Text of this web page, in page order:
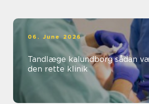
06. June 2026
Tandlæge kalundborg sådan vælger du
den rette klinik